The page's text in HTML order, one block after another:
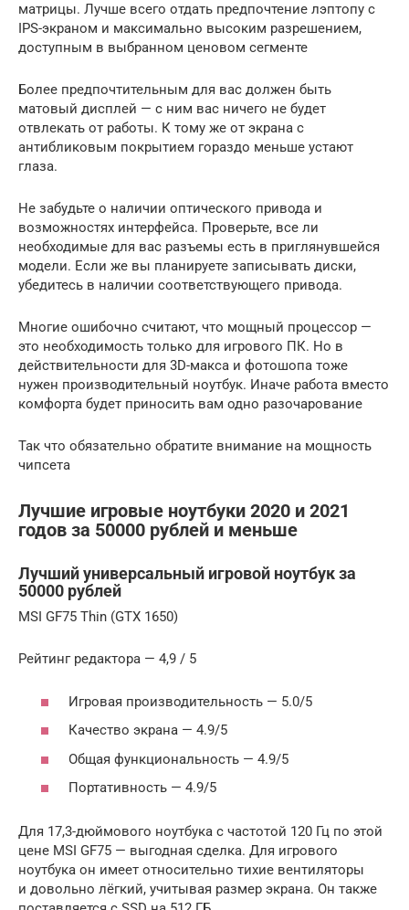
матрицы. Лучше всего отдать предпочтение лэптопу с
IPS-экраном и максимально высоким разрешением,
доступным в выбранном ценовом сегменте
Более предпочтительным для вас должен быть
матовый дисплей — с ним вас ничего не будет
отвлекать от работы. К тому же от экрана с
антибликовым покрытием гораздо меньше устают
глаза.
Не забудьте о наличии оптического привода и
возможностях интерфейса. Проверьте, все ли
необходимые для вас разъемы есть в приглянувшейся
модели. Если же вы планируете записывать диски,
убедитесь в наличии соответствующего привода.
Многие ошибочно считают, что мощный процессор —
это необходимость только для игрового ПК. Но в
действительности для 3D-макса и фотошопа тоже
нужен производительный ноутбук. Иначе работа вместо
комфорта будет приносить вам одно разочарование
Так что обязательно обратите внимание на мощность
чипсета
Лучшие игровые ноутбуки 2020 и 2021
годов за 50000 рублей и меньше
Лучший универсальный игровой ноутбук за
50000 рублей
MSI GF75 Thin (GTX 1650)
Рейтинг редактора — 4,9 / 5
Игровая производительность — 5.0/5
Качество экрана — 4.9/5
Общая функциональность — 4.9/5
Портативность — 4.9/5
Для 17,3-дюймового ноутбука с частотой 120 Гц по этой
цене MSI GF75 — выгодная сделка. Для игрового
ноутбука он имеет относительно тихие вентиляторы
и довольно лёгкий, учитывая размер экрана. Он также